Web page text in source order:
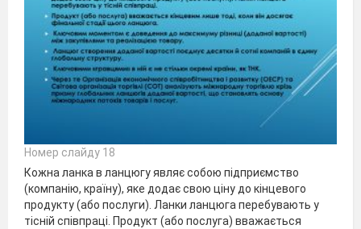
Номер слайду 18
Кожна ланка в ланцюгу являє собою підприємство
(компанію, країну), яке додає свою ціну до кінцевого
продукту (або послуги). Ланки ланцюга перебувають у
тісній співпраці. Продукт (або послуга) вважається